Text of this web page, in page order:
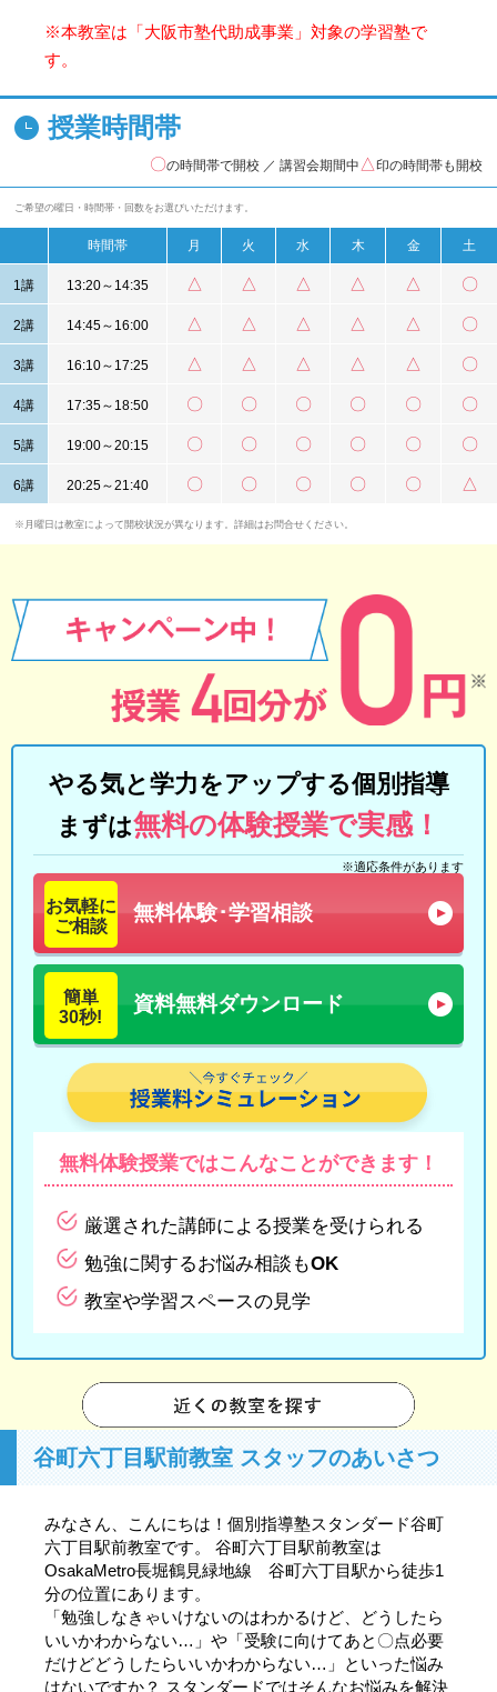
※本教室は「大阪市塾代助成事業」対象の学習塾で
す。
授業時間帯
〇の時間帯で開校 ／ 講習会期間中 △印の時間帯も開校
ご希望の曜日・時間帯・回数をお選びいただけます。
時間帯 月 火 水 木 金 土
1講 13:20～14:35 △ △ △ △ △ 〇
2講 14:45～16:00 △ △ △ △ △ 〇
3講 16:10～17:25 △ △ △ △ △ 〇
4講 17:35～18:50 〇 〇 〇 〇 〇 〇
5講 19:00～20:15 〇 〇 〇 〇 〇 〇
6講 20:25～21:40 〇 〇 〇 〇 〇 △
※月曜日は教室によって開校状況が異なります。詳細はお問合せください。
やる気と学力をアップする個別指導
まずは無料の体験授業で実感！
※適応条件があります
お気軽に
ご相談
無料体験･学習相談
簡単
30秒!
資料無料ダウンロード
無料体験授業ではこんなことができます！
厳選された講師による授業を受けられる
勉強に関するお悩み相談もOK
教室や学習スペースの見学
谷町六丁目駅前教室 スタッフのあいさつ
みなさん、こんにちは！個別指導塾スタンダード谷町
六丁目駅前教室です。 谷町六丁目駅前教室は
OsakaMetro長堀鶴見緑地線 谷町六丁目駅から徒歩1
分の位置にあります。
「勉強しなきゃいけないのはわかるけど、どうしたら
いいかわからない…」や「受験に向けてあと〇点必要
だけどどうしたらいいかわからない…」といった悩み
はないですか？ スタンダードではそんなお悩みを解決